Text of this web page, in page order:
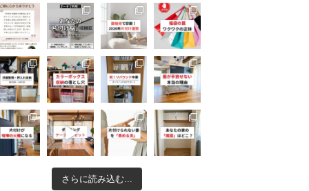
さらに読み込む...